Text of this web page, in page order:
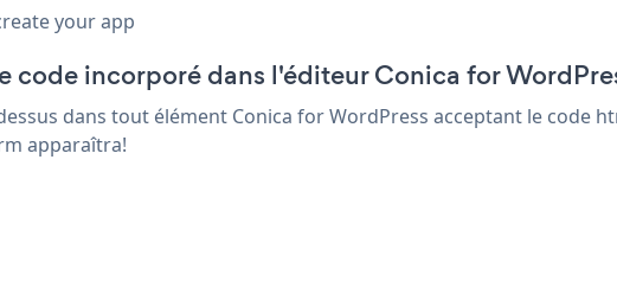
your app
code incorporé dans l'éditeur Conica for
dans tout élément Conica for WordPress acceptant le code
apparaîtra!